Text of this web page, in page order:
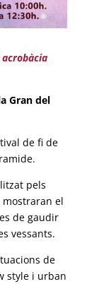
Gran del
de fi de
pels
mostraran el
de gaudir
vessants.
de
style i urban